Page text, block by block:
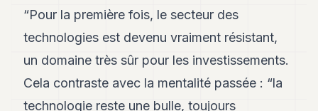
IMMOBILIER
PRIVATE
EQUITY
SPORT
“Pour la première fois, le secteur des
technologies est devenu vraiment résistant,
un domaine très sûr pour les investissements.
Cela contraste avec la mentalité passée : “la
technologie reste une bulle, toujours